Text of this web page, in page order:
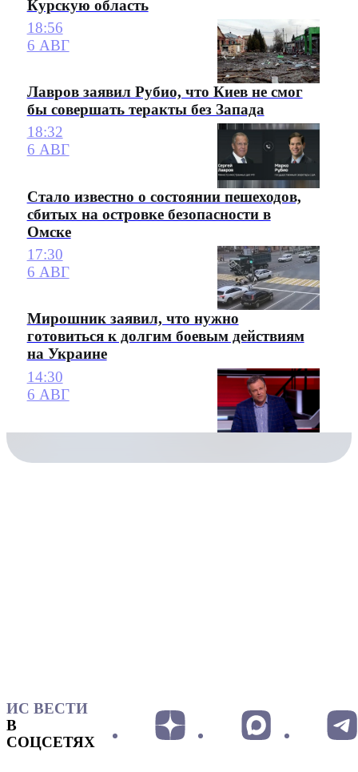
Курскую область
18:56
6 АВГ
Лавров заявил Рубио, что Киев не смог
бы совершать теракты без Запада
18:32
6 АВГ
Стало известно о состоянии пешеходов,
сбитых на островке безопасности в
Омске
17:30
6 АВГ
Мирошник заявил, что нужно
готовиться к долгим боевым действиям
на Украине
14:30
6 АВГ
ИС ВЕСТИ
В
СОЦСЕТЯХ